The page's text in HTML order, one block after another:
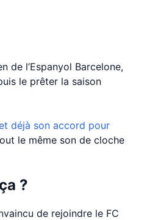
de l’Espanyol Barcelone,
le prêter la saison
déjà son accord pour
le même son de cloche
?
de rejoindre le FC